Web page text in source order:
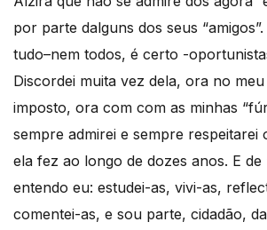
por parte dalguns dos seus
tudo–nem todos, é certo -
Discordei muita vez dela, ora no
imposto, ora com com as minhas
sempre admirei e sempre respeitarei
ela fez ao longo de dozes anos. E de
entendo eu: estudei-as, vivi-as,
comentei-as, e sou parte, cidadão,